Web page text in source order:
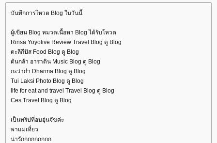
บันทึกการโหวต Blog ในวันนี้
ผู้เขียน Blog หมวดเนื้อหา Blog ได้รับโหวต
Rinsa Yoyolive Review Travel Blog ดู Blog
ตะลีกีปัส Food Blog ดู Blog
ต้นกล้า อาราดิน Music Blog ดู Blog
กะว่าก๋า Dharma Blog ดู Blog
Tui Laksi Photo Blog ดู Blog
life for eat and travel Travel Blog ดู Blog
Ces Travel Blog ดู Blog
เป็นทริปที่อบอุ่นจัฃค่ะ
พาแม่เที่ยว
น่ารักกกกกกกกก